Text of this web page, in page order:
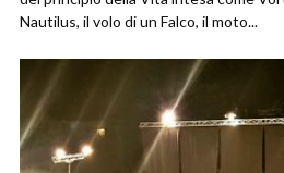
Nautilus, il volo di un Falco, il moto...